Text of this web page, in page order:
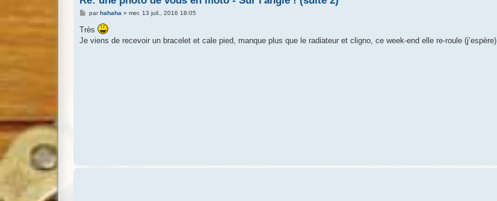
M
s
s
a
parhahaha » mer. 13 juil., 2016 18:05
Très
Je viens de recevoir un bracelet et cale pied, manque plus que le radiateur et cligno, ce week-end elle re-roule (j’espère)